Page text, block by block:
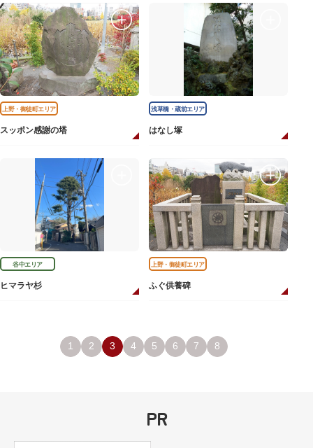
上野・御徒町エリア
スッポン感謝の塔
浅草橋・蔵前エリア
はなし塚
谷中エリア
ヒマラヤ杉
上野・御徒町エリア
ふぐ供養碑
1 2 3 4 5 6 7 8
PR